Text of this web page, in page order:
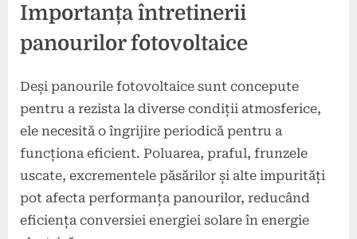
Importanța întretinerii
panourilor fotovoltaice
Deși panourile fotovoltaice sunt concepute
pentru a rezista la diverse condiții atmosferice,
ele necesită o îngrijire periodică pentru a
funcționa eficient. Poluarea, praful, frunzele
uscate, excrementele păsărilor și alte impurități
pot afecta performanța panourilor, reducând
eficiența conversiei energiei solare în energie